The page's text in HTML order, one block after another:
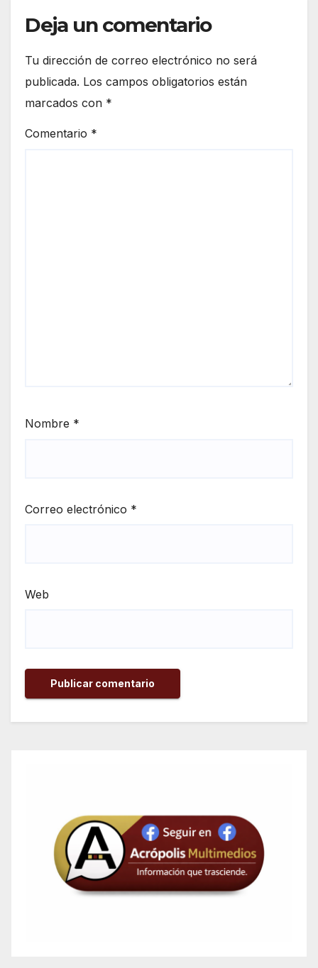
Deja un comentario
Tu dirección de correo electrónico no será
publicada. Los campos obligatorios están
marcados con *
Comentario *
Nombre *
Correo electrónico *
Web